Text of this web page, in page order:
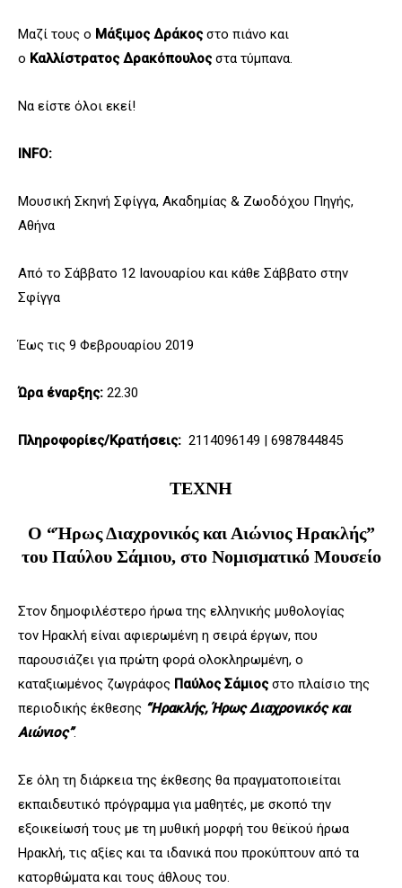
Μαζί τους ο Μάξιμος Δράκος στο πιάνο και
ο Καλλίστρατος Δρακόπουλος στα τύμπανα.
Να είστε όλοι εκεί!
INFO:
Μουσική Σκηνή Σφίγγα, Ακαδημίας & Ζωοδόχου Πηγής,
Αθήνα
Από το Σάββατο 12 Ιανουαρίου και κάθε Σάββατο στην
Σφίγγα
Έως τις 9 Φεβρουαρίου 2019
Ώρα έναρξης: 22.30
Πληροφορίες/Κρατήσεις: 2114096149 | 6987844845
ΤΕΧΝΗ
Ο “Ήρως Διαχρονικός και Αιώνιος Ηρακλής”
του Παύλου Σάμιου, στο Νομισματικό Μουσείο
Στον δημοφιλέστερο ήρωα της ελληνικής μυθολογίας
τον Ηρακλή είναι αφιερωμένη η σειρά έργων, που
παρουσιάζει για πρώτη φορά ολοκληρωμένη, ο
καταξιωμένος ζωγράφος Παύλος Σάμιος στο πλαίσιο της
περιοδικής έκθεσης “Ηρακλής, Ήρως Διαχρονικός και
Αιώνιος”.
Σε όλη τη διάρκεια της έκθεσης θα πραγματοποιείται
εκπαιδευτικό πρόγραμμα για μαθητές, με σκοπό την
εξοικείωσή τους με τη μυθική μορφή του θεϊκού ήρωα
Ηρακλή, τις αξίες και τα ιδανικά που προκύπτουν από τα
κατορθώματα και τους άθλους του.